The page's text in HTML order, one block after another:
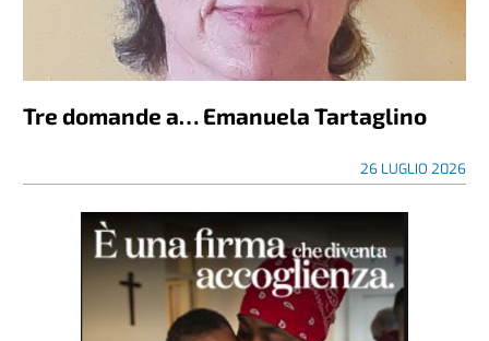
Tre domande a… Emanuela Tartaglino
26 LUGLIO 2026